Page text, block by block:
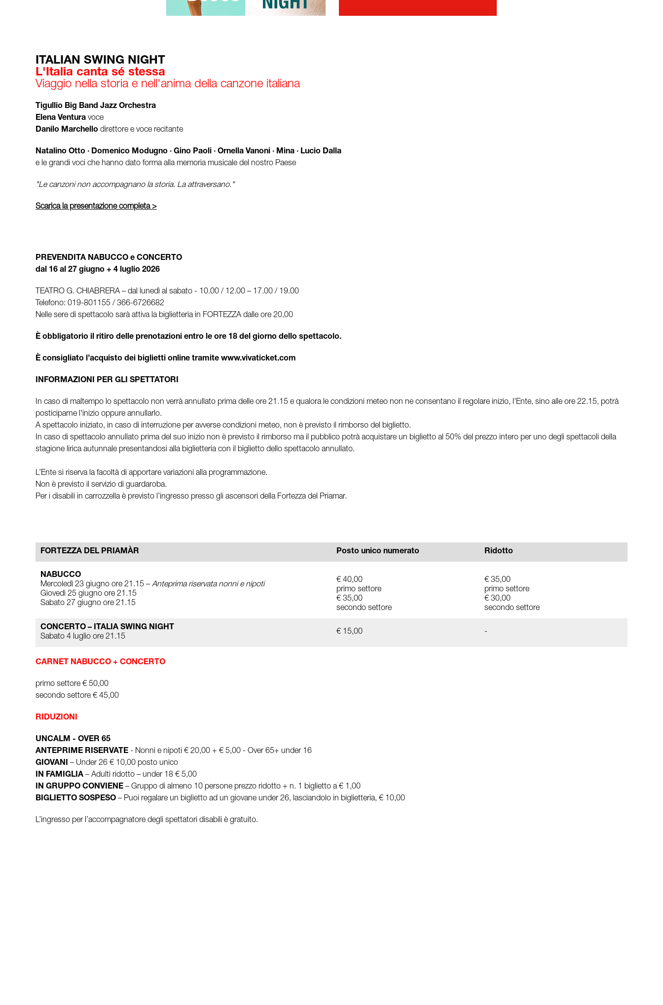
ITALIAN SWING NIGHT
L'Italia canta sé stessa
Viaggio nella storia e nell'anima della canzone italiana
Tigullio Big Band Jazz Orchestra
Elena Ventura voce
Danilo Marchello direttore e voce recitante
Natalino Otto · Domenico Modugno · Gino Paoli · Ornella Vanoni · Mina · Lucio Dalla
e le grandi voci che hanno dato forma alla memoria musicale del nostro Paese
"Le canzoni non accompagnano la storia. La attraversano."
Scarica la presentazione completa >
PREVENDITA NABUCCO e CONCERTO
dal 16 al 27 giugno + 4 luglio 2026
TEATRO G. CHIABRERA – dal lunedì al sabato - 10.00 / 12.00 – 17.00 / 19.00
Telefono: 019-801155 / 366-6726682
Nelle sere di spettacolo sarà attiva la biglietteria in FORTEZZA dalle ore 20,00
È obbligatorio il ritiro delle prenotazioni entro le ore 18 del giorno dello spettacolo.
È consigliato l’acquisto dei biglietti online tramite www.vivaticket.com
INFORMAZIONI PER GLI SPETTATORI
In caso di maltempo lo spettacolo non verrà annullato prima delle ore 21.15 e qualora le condizioni meteo non ne consentano il regolare inizio, l'Ente, sino alle ore 22.15, potrà
posticiparne l'inizio oppure annullarlo.
A spettacolo iniziato, in caso di interruzione per avverse condizioni meteo, non è previsto il rimborso del biglietto.
In caso di spettacolo annullato prima del suo inizio non è previsto il rimborso ma il pubblico potrà acquistare un biglietto al 50% del prezzo intero per uno degli spettacoli della
stagione lirica autunnale presentandosi alla biglietteria con il biglietto dello spettacolo annullato.
L’Ente si riserva la facoltà di apportare variazioni alla programmazione.
Non è previsto il servizio di guardaroba.
Per i disabili in carrozzella è previsto l’ingresso presso gli ascensori della Fortezza del Priamar.
FORTEZZA DEL PRIAMÀR Posto unico numerato Ridotto
NABUCCO
Mercoledì 23 giugno ore 21.15 – Anteprima riservata nonni e nipoti
Giovedì 25 giugno ore 21.15
Sabato 27 giugno ore 21.15
€ 40,00
primo settore
€ 35,00
secondo settore
€ 35,00
primo settore
€ 30,00
secondo settore
CONCERTO – ITALIA SWING NIGHT
Sabato 4 luglio ore 21.15
€ 15,00 -
CARNET NABUCCO + CONCERTO
primo settore € 50,00
secondo settore € 45,00
RIDUZIONI
UNCALM - OVER 65
ANTEPRIME RISERVATE - Nonni e nipoti € 20,00 + € 5,00 - Over 65+ under 16
GIOVANI – Under 26 € 10,00 posto unico
IN FAMIGLIA – Adulti ridotto – under 18 € 5,00
IN GRUPPO CONVIENE – Gruppo di almeno 10 persone prezzo ridotto + n. 1 biglietto a € 1,00
BIGLIETTO SOSPESO – Puoi regalare un biglietto ad un giovane under 26, lasciandolo in biglietteria, € 10,00
L’ingresso per l’accompagnatore degli spettatori disabili è gratuito.